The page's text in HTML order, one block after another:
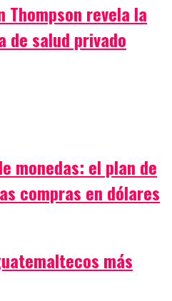
Thompson revela la
salud privado
monedas: el plan de
compras en dólares
más